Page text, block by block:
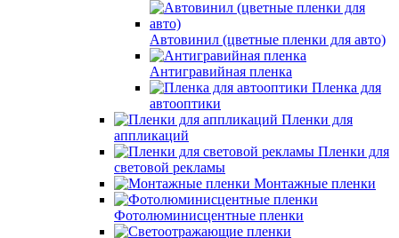
Автовинил (цветные пленки для авто)
Антигравийная пленка
Пленка для
автооптики
Пленки для
аппликаций
Пленки для
световой рекламы
Монтажные пленки
Фотолюминисцентные пленки